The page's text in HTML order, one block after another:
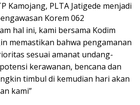
Kamojang, PLTA Jatigede menjadi
Korem 062
hal ini, kami bersama Kodim
memastikan bahwa pengamanan
sesuai amanat undang-
kerawanan, bencana dan
timbul di kemudian hari akan
kami”